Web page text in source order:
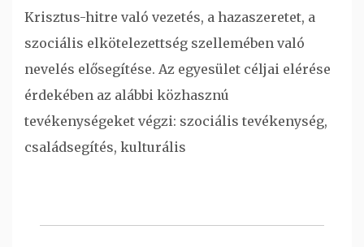
Krisztus-hitre való vezetés, a hazaszeretet, a
szociális elkötelezettség szellemében való
nevelés elősegítése. Az egyesület céljai elérése
érdekében az alábbi közhasznú
tevékenységeket végzi: szociális tevékenység,
családsegítés, kulturális